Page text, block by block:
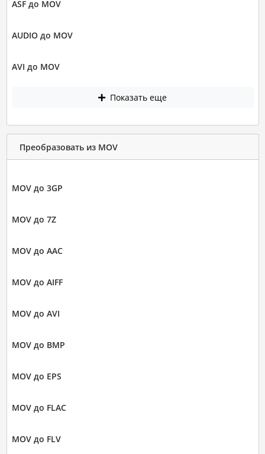
ASF до MOV
AUDIO до MOV
AVI до MOV
Показать еще
Преобразовать из MOV
MOV до 3GP
MOV до 7Z
MOV до AAC
MOV до AIFF
MOV до AVI
MOV до BMP
MOV до EPS
MOV до FLAC
MOV до FLV